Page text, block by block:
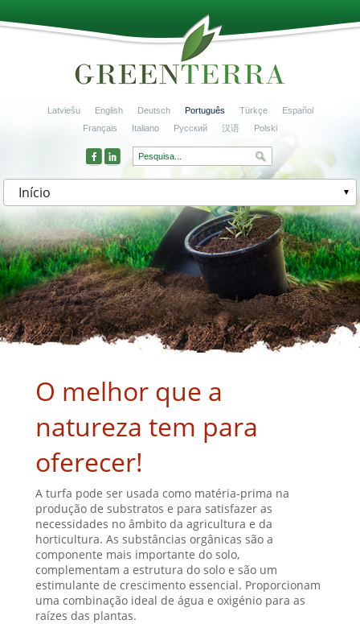
Latviešu English Deutsch Português Türkçe
Español
Français
Italiano Русский 汉语 Polski
Início
O melhor que a
natureza tem para
oferecer!
A turfa pode ser usada como matéria-prima na
produção de substratos e para satisfazer as
necessidades no âmbito da agricultura e da
horticultura. As substâncias orgânicas são a
componente mais importante do solo,
complementam a estrutura do solo e são um
estimulante de crescimento essencial. Proporcionam
uma combinação ideal de água e oxigénio para as
raízes das plantas.